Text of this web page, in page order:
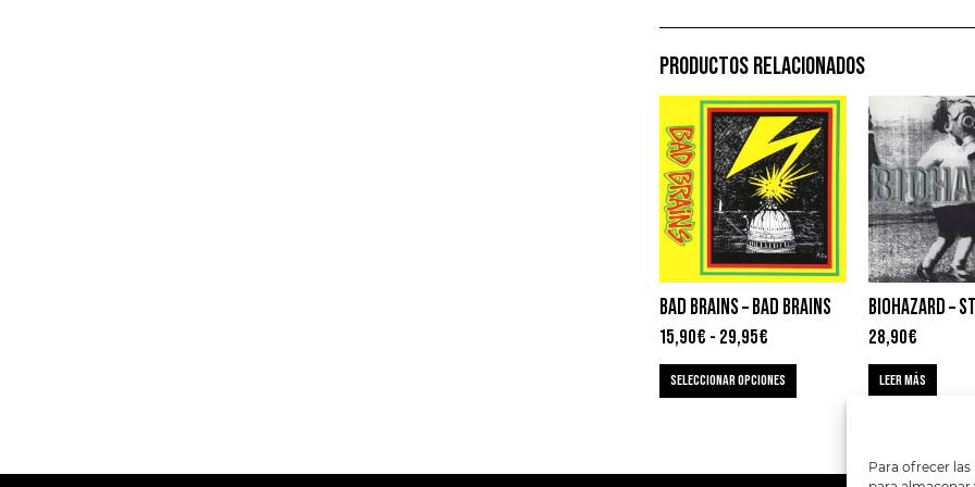
Para ofrecer
PRODUCTOS RELACIONADOS
BAD BRAINS – BAD BRAINS
15,90€ - 29,95€
SELECCIONAR OPCIONES
28,90€
LEER MÁS